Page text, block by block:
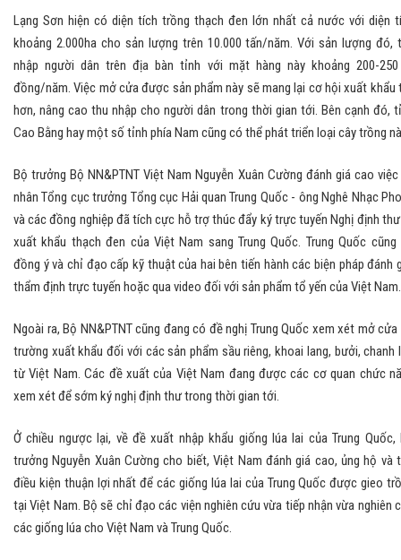
Lạng Sơn hiện có diện tích trồng thạch đen lớn nhất cả nước với diện
khoảng 2.000ha cho sản lượng trên 10.000 tấn/năm. Với sản lượng đó,
nhập người dân trên địa bàn tỉnh với mặt hàng này khoảng 200-
đồng/năm. Việc mở cửa được sản phẩm này sẽ mang lại cơ hội xuất khẩu
hơn, nâng cao thu nhập cho người dân trong thời gian tới. Bên cạnh đó,
Cao Bằng hay một số tỉnh phía Nam cũng có thể phát triển loại cây trồng
Bộ trưởng Bộ NN&PTNT Việt Nam Nguyễn Xuân Cường đánh giá cao
nhân Tổng cục trưởng Tổng cục Hải quan Trung Quốc - ông Nghê Nhạc
và các đồng nghiệp đã tích cực hỗ trợ thúc đẩy ký trực tuyến Nghị định
xuất khẩu thạch đen của Việt Nam sang Trung Quốc. Trung Quốc cũng
đồng ý và chỉ đạo cấp kỹ thuật của hai bên tiến hành các biện pháp đánh
thẩm định trực tuyến hoặc qua video đối với sản phẩm tổ yến của Việt Nam.
Ngoài ra, Bộ NN&PTNT cũng đang có đề nghị Trung Quốc xem xét mở
trường xuất khẩu đối với các sản phẩm sầu riêng, khoai lang, bưởi, chanh
từ Việt Nam. Các đề xuất của Việt Nam đang được các cơ quan chức
xem xét để sớm ký nghị định thư trong thời gian tới.
Ở chiều ngược lại, về đề xuất nhập khẩu giống lúa lai của Trung Quốc,
trưởng Nguyễn Xuân Cường cho biết, Việt Nam đánh giá cao, ủng hộ và
điều kiện thuận lợi nhất để các giống lúa lai của Trung Quốc được gieo
tại Việt Nam. Bộ sẽ chỉ đạo các viện nghiên cứu vừa tiếp nhận vừa nghiên
các giống lúa cho Việt Nam và Trung Quốc.